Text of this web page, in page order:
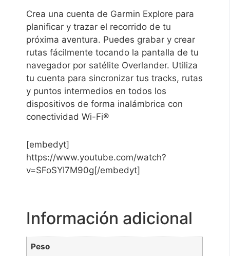
Crea una cuenta de Garmin Explore para
planificar y trazar el recorrido de tu
próxima aventura. Puedes grabar y crear
rutas fácilmente tocando la pantalla de tu
navegador por satélite Overlander. Utiliza
tu cuenta para sincronizar tus tracks, rutas
y puntos intermedios en todos los
dispositivos de forma inalámbrica con
conectividad Wi-Fi®
[embedyt]
https://www.youtube.com/watch?
v=SFoSYI7M90g[/embedyt]
Información adicional
Peso